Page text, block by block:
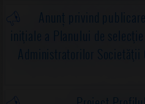
Anunț privind
iniţiale a Planului de
Administratorilor Societăţii